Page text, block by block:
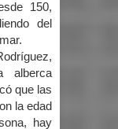
150,
del
alberca
que las
la edad
hay